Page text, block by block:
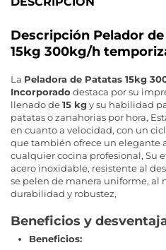
Descripción Pelador
15kg 300kg/h
La Peladora de Patatas 15kg
Incorporado destaca por su
llenado de15 kgy su habilidad
patatas o zanahorias por hora,
en cuanto a velocidad, con un
que también ofrece un elegante
cualquier cocina profesional, Su
acero inoxidable, resistente al
se pelen de manera uniforme,
durabilidad y robustez,
Beneficios y
Beneficios: